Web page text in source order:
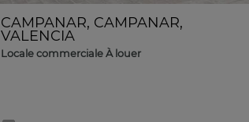
CAMPANAR, CAMPANAR,
VALENCIA
Locale commerciale À louer